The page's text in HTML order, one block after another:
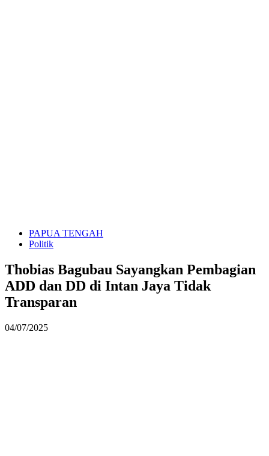
PAPUA TENGAH
Politik
Thobias Bagubau Sayangkan Pembagian
ADD dan DD di Intan Jaya Tidak
Transparan
04/07/2025